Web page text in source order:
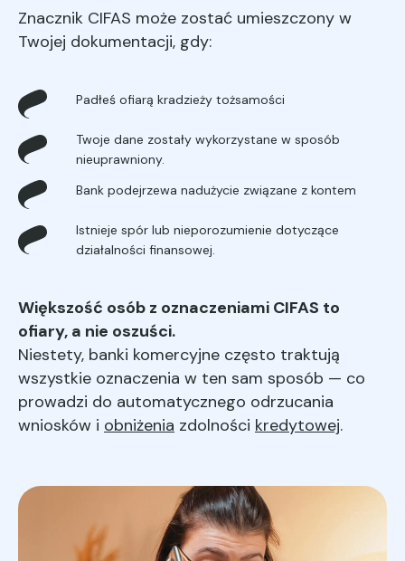
Znacznik CIFAS może zostać umieszczony w
Twojej dokumentacji, gdy:
Padłeś ofiarą kradzieży tożsamości
Twoje dane zostały wykorzystane w sposób
nieuprawniony.
Bank podejrzewa nadużycie związane z kontem
Istnieje spór lub nieporozumienie dotyczące
działalności finansowej.
Większość osób z oznaczeniami CIFAS to
ofiary, a nie oszuści.
Niestety, banki komercyjne często traktują
wszystkie oznaczenia w ten sam sposób — co
prowadzi do automatycznego odrzucania
wniosków i obniżenia zdolności kredytowej.